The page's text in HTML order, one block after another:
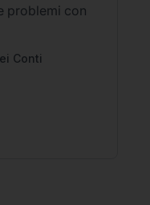
problemi con
Conti